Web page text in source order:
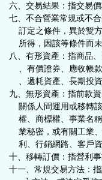
六、交易結果：指交易價
七、不合營業常規或不
訂定之條件，異於雙
所得，因該等條件而未
八、有形資產：指商品
、有價證券、應收帳
、遞耗資產、長期投資
九、無形資產：指前款
關係人間運用或移轉
權、商標權、事業名
業秘密，或有關工業
利、行銷網路、客戶資
十、移轉訂價：指營利
十一、常規交易方法：